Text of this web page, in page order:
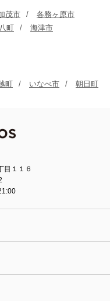
茂市
各務ヶ原市
町
海津市
町 いなべ市 朝日町
目１１６